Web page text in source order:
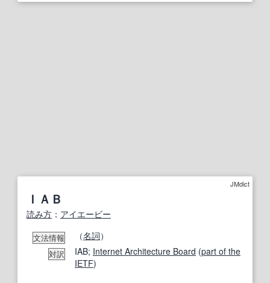
JMdict
ＩＡＢ
読み方 ： アイエービー
文法情報 （名詞）
対訳 IAB; Internet Architecture Board (part of the
IETF)